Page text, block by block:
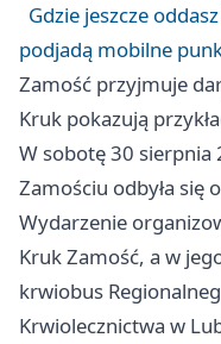
Gdzie jeszcze
podjadą mobilne
Zamość przyjmuje
Kruk pokazują
W sobotę 30 sierpnia
Zamościu odbyła się
Wydarzenie
Kruk Zamość, a w
krwiobus
Krwiolecznictwa w